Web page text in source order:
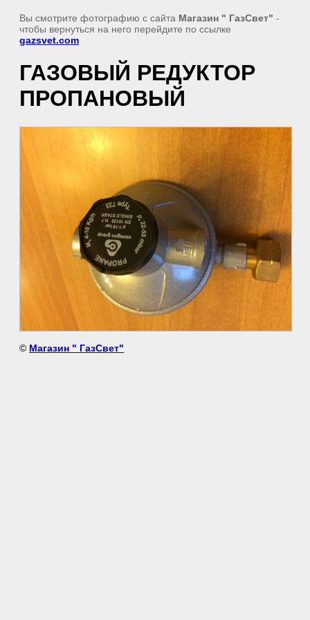
Вы смотрите фотографию с сайта Магазин " ГазСвет" -
чтобы вернуться на него перейдите по ссылке
gazsvet.com
ГАЗОВЫЙ РЕДУКТОР
ПРОПАНОВЫЙ
© Магазин " ГазСвет"